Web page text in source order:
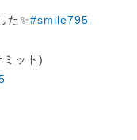
た✨#smile795
ット)